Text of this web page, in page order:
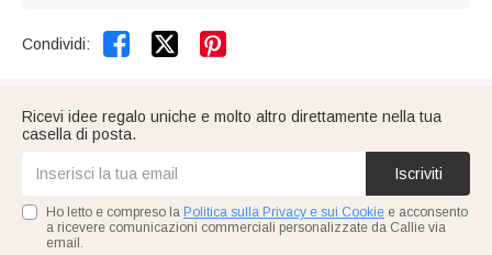
Condividi:  
Ricevi idee regalo uniche e molto altro direttamente nella tua
casella di posta.
Iscriviti
Ho letto e compreso la Politica sulla Privacy e sui Cookie e acconsento
a ricevere comunicazioni commerciali personalizzate da Callie via
email.